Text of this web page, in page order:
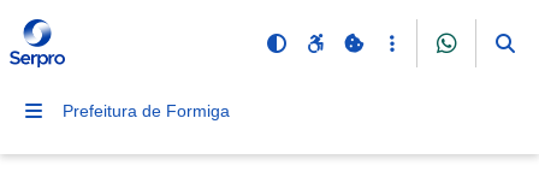
Prefeitura de Formiga